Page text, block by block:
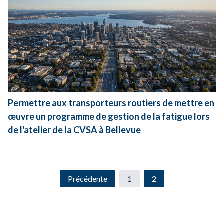
Permettre aux transporteurs routiers de mettre en
œuvre un programme de gestion de la fatigue lors
de l'atelier de la CVSA à Bellevue
Précédente 1 2